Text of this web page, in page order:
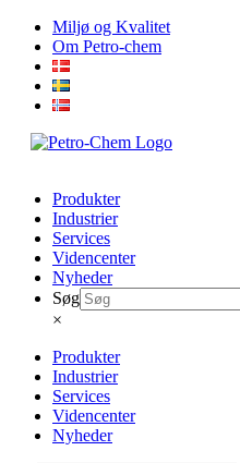
Skip
content
Miljø og Kvalitet
Om Petro-chem
Produkter
Industrier
Services
Videncenter
Nyheder
Søg
×
Produkter
Industrier
Services
Videncenter
Nyheder